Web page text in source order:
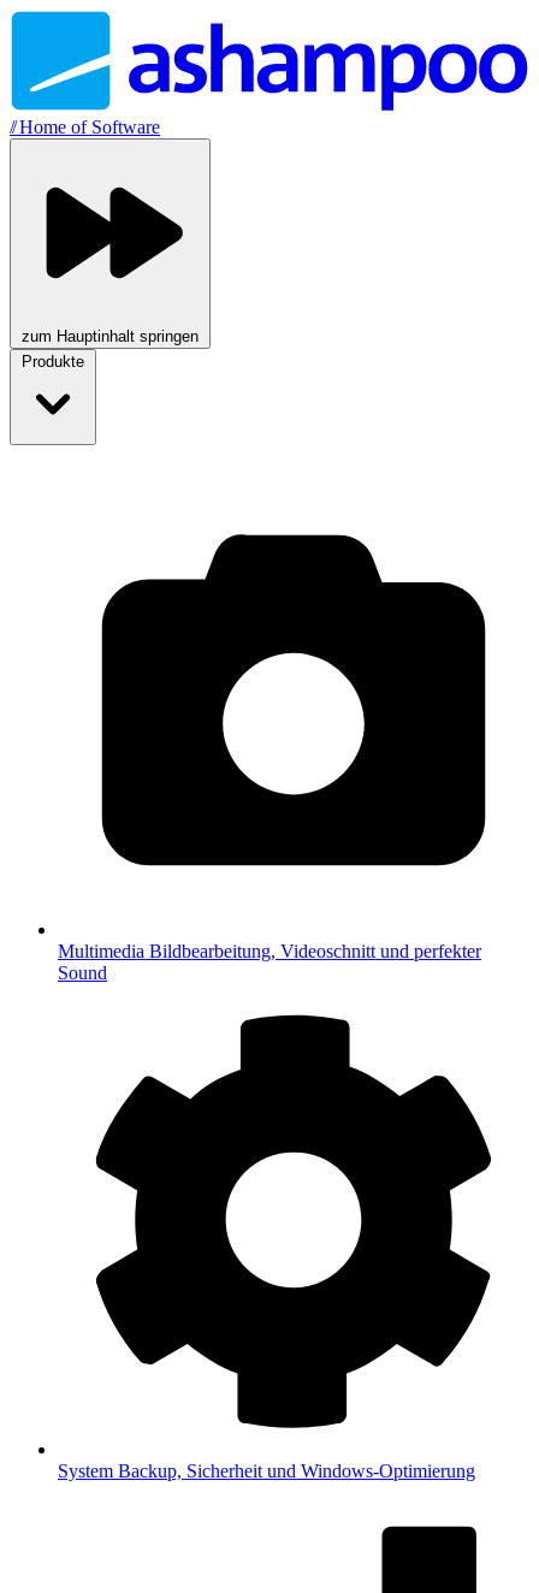
//Home of Software
zum Hauptinhalt springen
Produkte
Multimedia Bildbearbeitung, Videoschnitt und perfekter
Sound
System Backup, Sicherheit und Windows-Optimierung